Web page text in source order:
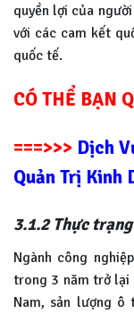
quyền lợi của
với các cam kết
quốc tế.
CÓ THỂ BẠN
===>>> Dịch
Quản Trị Kinh
3.1.2 Thực
Ngành công
trong 3 năm trở lại
Nam, sản lượng